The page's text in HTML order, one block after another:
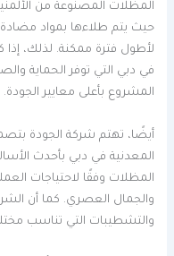
المظلات المصنوعة من
حيث يتم طلاءها بمواد
لأطول فترة ممكنة. لذلك،
في دبي التي توفر الحماية
المشروع بأعلى معايير الجودة.
أيضًا، تهتم شركة الجودة
المعدنية في دبي بأحدث
المظلات وفقًا لاحتياجات
والجمال العصري. كما أن
والتشطيبات التي تناسب